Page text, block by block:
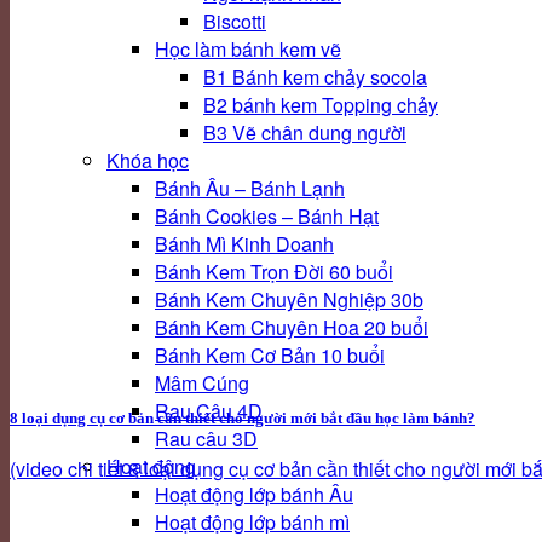
Biscotti
Học làm bánh kem vẽ
B1 Bánh kem chảy socola
B2 bánh kem Topping chảy
B3 Vẽ chân dung người
Khóa học
Bánh Âu – Bánh Lạnh
Bánh Cookies – Bánh Hạt
Bánh Mì Kinh Doanh
Bánh Kem Trọn Đời 60 buổi
Bánh Kem Chuyên Nghiệp 30b
Bánh Kem Chuyên Hoa 20 buổi
Bánh Kem Cơ Bản 10 buổi
Mâm Cúng
Rau Câu 4D
Rau câu 3D
Hoạt động
Hoạt động lớp bánh Âu
Hoạt động lớp bánh mì
8 loại dụng cụ cơ bản cần thiết cho người mới bắt đầu học làm bánh?
(video chi tiết 8 loại dụng cụ cơ bản cần thiết cho người mới